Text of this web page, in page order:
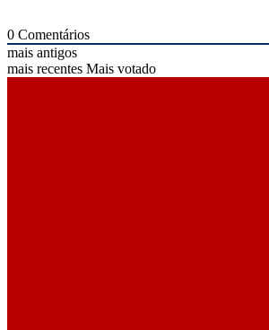
0 Comentários
mais antigos
mais recentes Mais votado